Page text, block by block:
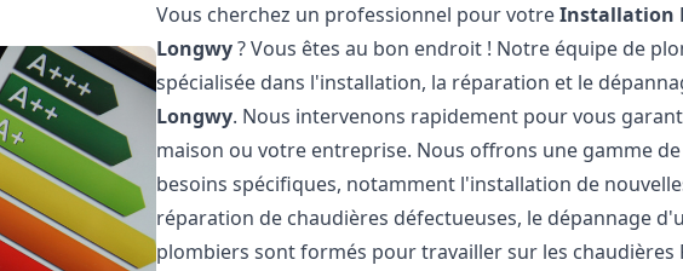
Vous cherchez un professionnel pour votreInstallation
Longwy? Vous êtes au bon endroit ! Notre équipe de
spécialisée dans l'installation, la réparation et le
Longwy. Nous intervenons rapidement pour vous
maison ou votre entreprise. Nous offrons une gamme
besoins spécifiques, notamment l'installation de
réparation de chaudières défectueuses, le dépannage
plombiers sont formés pour travailler sur les